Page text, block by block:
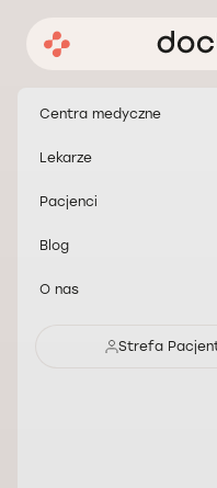
Centra medyczne
Lekarze
Pacjenci
Blog
O nas
Strefa